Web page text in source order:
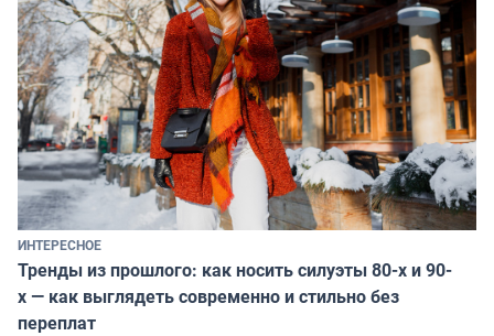
ИНТЕРЕСНОЕ
Тренды из прошлого: как носить силуэты 80-х и 90-
х — как выглядеть современно и стильно без
переплат